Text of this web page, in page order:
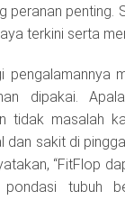
peranan penting.
terkini serta
pengalamannya
dipakai.
tidak masalah
dan sakit di
“FitFlop
tubuh